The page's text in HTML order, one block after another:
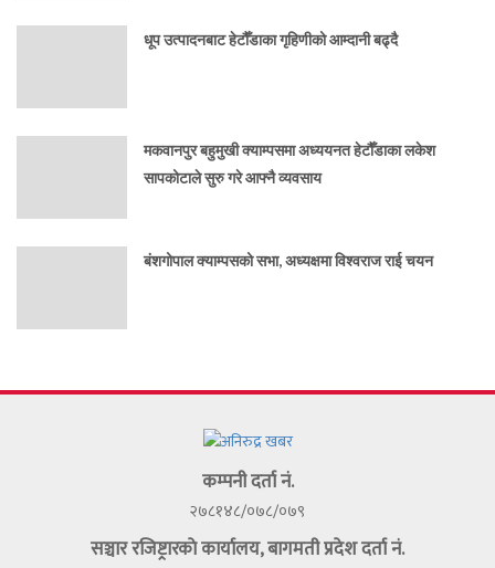
धूप उत्पादनबाट हेटौँडाका गृहिणीको आम्दानी बढ्दै
मकवानपुर बहुमुखी क्याम्पसमा अध्ययनत हेटौँडाका लकेश
सापकोटाले सुरु गरे आफ्नै व्यवसाय
बंशगोपाल क्याम्पसको सभा, अध्यक्षमा विश्वराज राई चयन
कम्पनी दर्ता नं.
२७८१४८/०७८/०७९
सञ्चार रजिष्ट्रारकाे कार्यालय, बागमती प्रदेश दर्ता नं.